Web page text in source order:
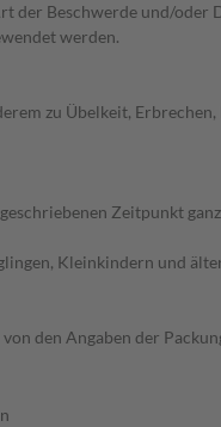
der Beschwerde und/
werden.
zu Übelkeit,
Zeitpunkt
Kleinkindern und
den Angaben der